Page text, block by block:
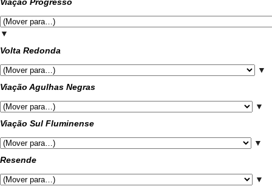
Viação Progresso
▼
Volta Redonda
▼
Viação Agulhas Negras
▼
Viação Sul Fluminense
▼
Resende
▼